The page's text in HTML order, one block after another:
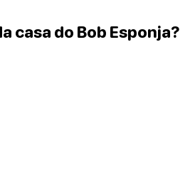
casa do Bob Esponja?